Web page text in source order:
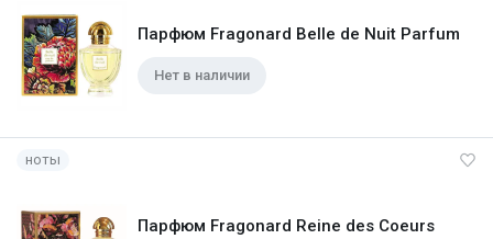
Парфюм Fragonard Belle de Nuit Parfum
Нет в наличии
ноты
Парфюм Fragonard Reine des Coeurs